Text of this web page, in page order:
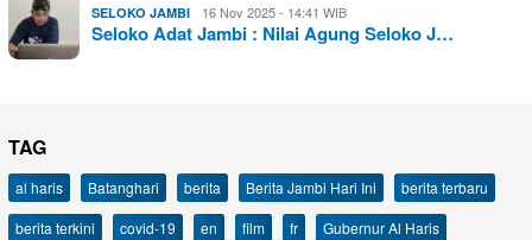
SELOKO JAMBI 16 Nov 2025 - 14:41 WIB
Seloko Adat Jambi : Nilai Agung Seloko J…
TAG
al haris Batanghari berita Berita Jambi Hari Ini
berita terbaru
berita terkini
covid-19 en film fr
Gubernur Al Haris